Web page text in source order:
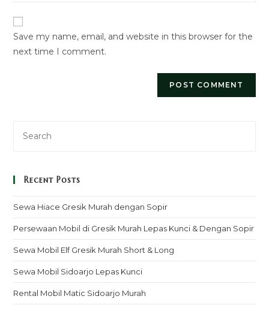
URL
(optional)
Save my name, email, and website in this browser for the
next time I comment.
Recent Posts
Sewa Hiace Gresik Murah dengan Sopir
Persewaan Mobil di Gresik Murah Lepas Kunci & Dengan Sopir
Sewa Mobil Elf Gresik Murah Short & Long
Sewa Mobil Sidoarjo Lepas Kunci
Rental Mobil Matic Sidoarjo Murah